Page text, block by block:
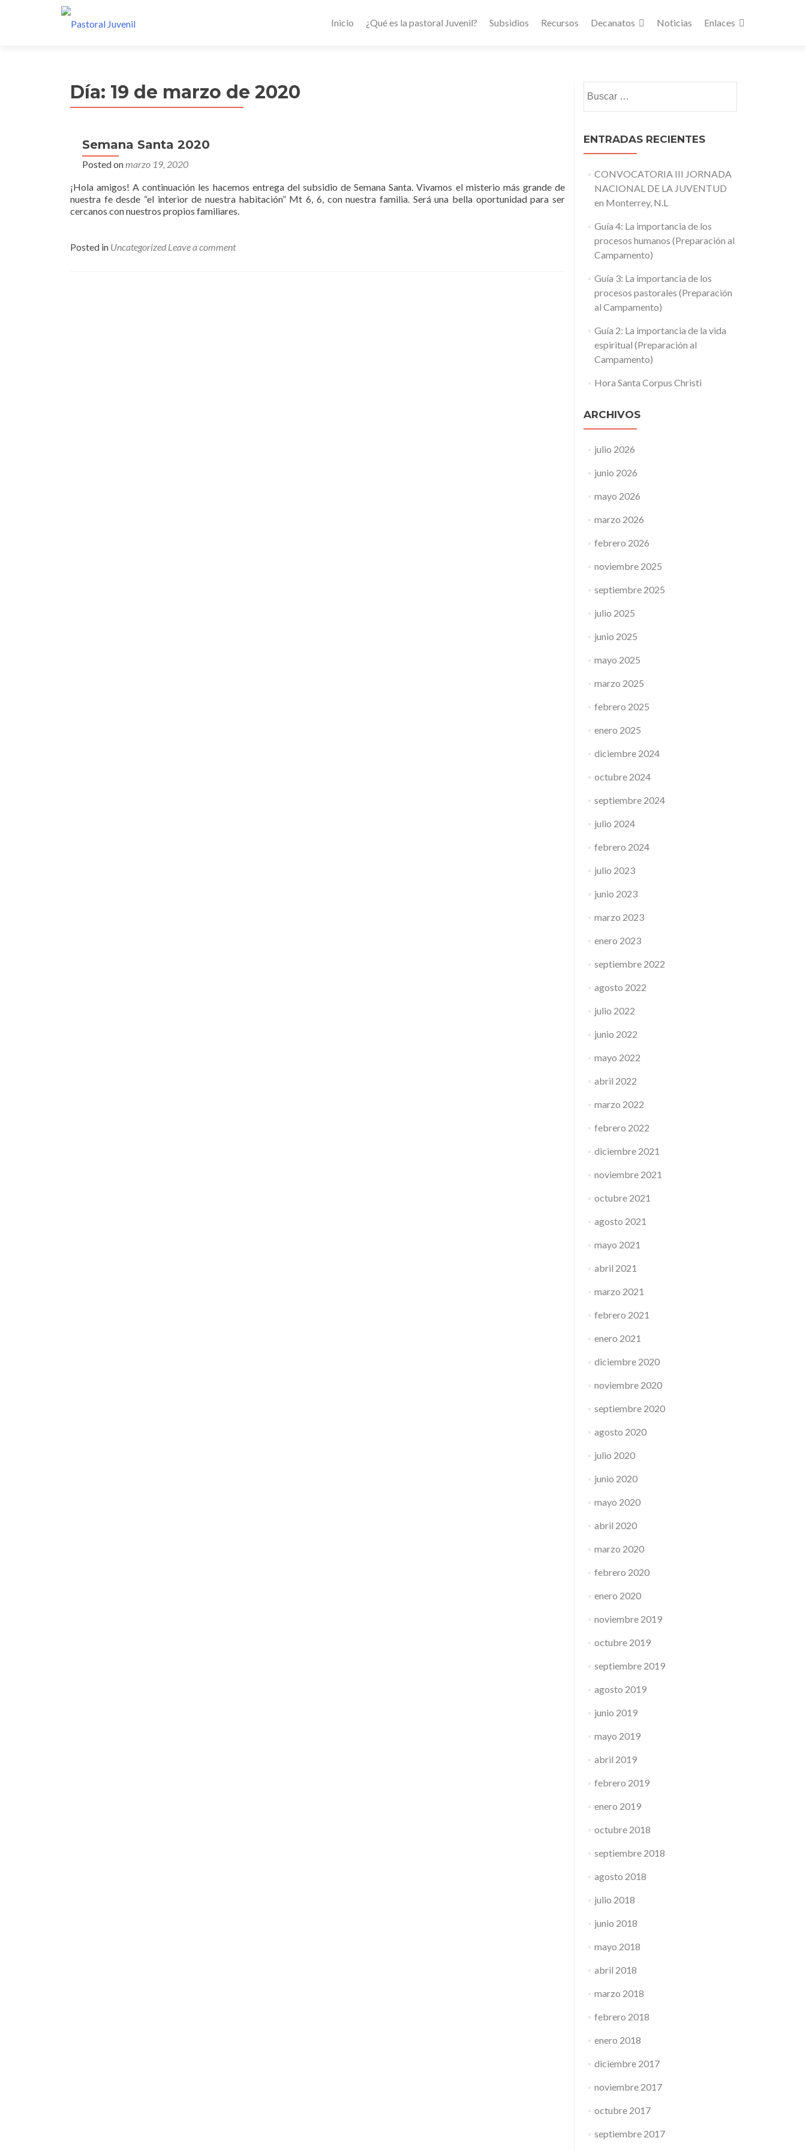
Inicio ¿Qué es la pastoral Juvenil? Subsidios Recursos Decanatos Noticias Enlaces
Día: 19 de marzo de 2020
Semana Santa 2020
Posted onmarzo 19, 2020
¡Hola amigos! A continuación les hacemos entrega del subsidio de Semana Santa. Vivamos el misterio más grande de
nuestra fe desde “el interior de nuestra habitación” Mt 6, 6, con nuestra familia. Será una bella oportunidad para ser
cercanos con nuestros propios familiares.
Posted in Uncategorized Leave a comment
ENTRADAS RECIENTES
CONVOCATORIA III JORNADA
NACIONAL DE LA JUVENTUD
en Monterrey, N.L
Guía 4: La importancia de los
procesos humanos (Preparación al
Campamento)
Guía 3: La importancia de los
procesos pastorales (Preparación
al Campamento)
Guía 2: La importancia de la vida
espiritual (Preparación al
Campamento)
Hora Santa Corpus Christi
ARCHIVOS
julio 2026
junio 2026
mayo 2026
marzo 2026
febrero 2026
noviembre 2025
septiembre 2025
julio 2025
junio 2025
mayo 2025
marzo 2025
febrero 2025
enero 2025
diciembre 2024
octubre 2024
septiembre 2024
julio 2024
febrero 2024
julio 2023
junio 2023
marzo 2023
enero 2023
septiembre 2022
agosto 2022
julio 2022
junio 2022
mayo 2022
abril 2022
marzo 2022
febrero 2022
diciembre 2021
noviembre 2021
octubre 2021
agosto 2021
mayo 2021
abril 2021
marzo 2021
febrero 2021
enero 2021
diciembre 2020
noviembre 2020
septiembre 2020
agosto 2020
julio 2020
junio 2020
mayo 2020
abril 2020
marzo 2020
febrero 2020
enero 2020
noviembre 2019
octubre 2019
septiembre 2019
agosto 2019
junio 2019
mayo 2019
abril 2019
febrero 2019
enero 2019
octubre 2018
septiembre 2018
agosto 2018
julio 2018
junio 2018
mayo 2018
abril 2018
marzo 2018
febrero 2018
enero 2018
diciembre 2017
noviembre 2017
octubre 2017
septiembre 2017